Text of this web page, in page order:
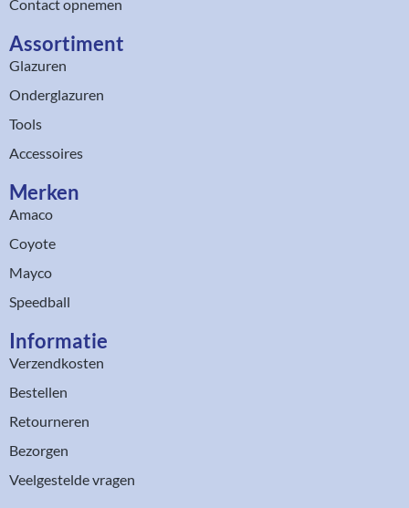
Contact opnemen
Assortiment​
Glazuren
Onderglazuren
Tools
Accessoires
Merken
Amaco
Coyote
Mayco
Speedball
Informatie
Verzendkosten
Bestellen
Retourneren
Bezorgen
Veelgestelde vragen